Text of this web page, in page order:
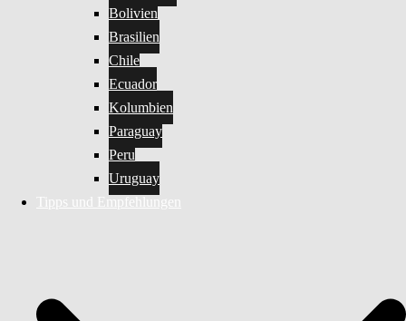
Bolivien
Brasilien
Chile
Ecuador
Kolumbien
Paraguay
Peru
Uruguay
Tipps und Empfehlungen